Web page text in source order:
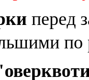
перед
по